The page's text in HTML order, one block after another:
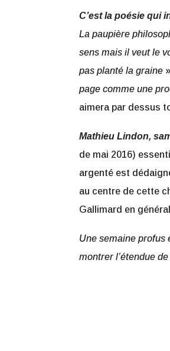
C’est la poésie qui
La paupière
sens mais il veut le
pas planté la graine
page comme une
aimera par dessus
Mathieu Lindon,
de mai 2016)
argenté est
au centre de cette
Gallimard en
Une semaine profus
montrer l’étendue